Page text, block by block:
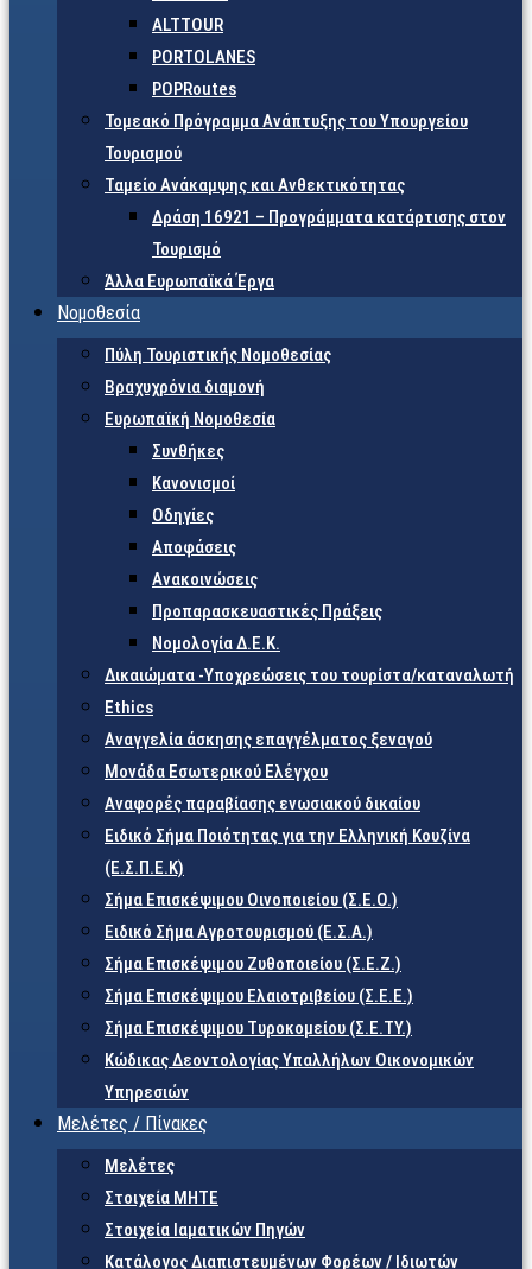
ALTTOUR
PORTOLANES
POPRoutes
Τομεακό Πρόγραμμα Ανάπτυξης του Υπουργείου
Τουρισμού
Ταμείο Ανάκαμψης και Ανθεκτικότητας
Δράση 16921 – Προγράμματα κατάρτισης στον
Τουρισμό
Άλλα Ευρωπαϊκά Έργα
Νομοθεσία
Πύλη Τουριστικής Νομοθεσίας
Βραχυχρόνια διαμονή
Ευρωπαϊκή Νομοθεσία
Συνθήκες
Κανονισμοί
Οδηγίες
Αποφάσεις
Ανακοινώσεις
Προπαρασκευαστικές Πράξεις
Νομολογία Δ.Ε.Κ.
Δικαιώματα -Υποχρεώσεις του τουρίστα/καταναλωτή
Ethics
Αναγγελία άσκησης επαγγέλματος ξεναγού
Μονάδα Εσωτερικού Ελέγχου
Αναφορές παραβίασης ενωσιακού δικαίου
Ειδικό Σήμα Ποιότητας για την Ελληνική Κουζίνα
(Ε.Σ.Π.Ε.Κ)
Σήμα Επισκέψιμου Οινοποιείου (Σ.Ε.Ο.)
Ειδικό Σήμα Αγροτουρισμού (Ε.Σ.Α.)
Σήμα Επισκέψιμου Ζυθοποιείου (Σ.Ε.Ζ.)
Σήμα Επισκέψιμου Ελαιοτριβείου (Σ.Ε.Ε.)
Σήμα Επισκέψιμου Τυροκομείου (Σ.Ε.TY.)
Κώδικας Δεοντολογίας Υπαλλήλων Οικονομικών
Υπηρεσιών
Μελέτες / Πίνακες
Μελέτες
Στοιχεία ΜΗΤΕ
Στοιχεία Ιαματικών Πηγών
Κατάλογος Διαπιστευμένων Φορέων / Ιδιωτών